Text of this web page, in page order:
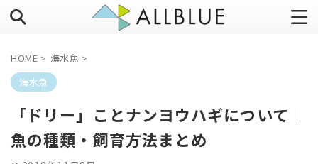
HOME > 海水魚 >
海水魚
「ドリー」ことナンヨウハギについて｜
魚の種類・飼育方法まとめ